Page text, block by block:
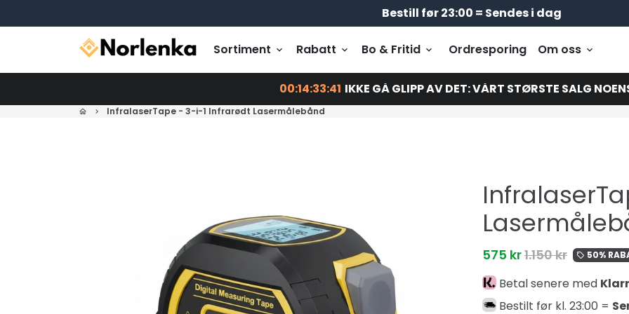
videre
Bestill før 23:00 = Sendes i dag
Betal senere med
Gratis levering på bestillinger over 399 kr
Sortiment keyboard_arrow_down Rabatt keyboard_arrow_down Bo & Fritid keyboard_arrow_down Ordresporing Om oss keyboard_arrow_down
00:14:33:39 IKKE GÅ GLIPP AV DET: VÅRT STØRSTE SALG
home keyboard_arrow_right InfralaserTape - 3-i-1 Infrarødt Lasermålebånd
575 kr1.150 kr local_offer 50%
Betal senere med
Bestilt før kl. 23:00 =